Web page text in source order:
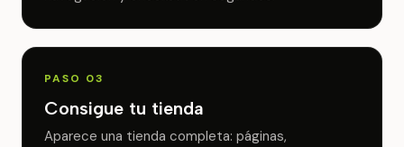
PASO 03
Consigue tu tienda
Aparece una tienda completa: páginas,